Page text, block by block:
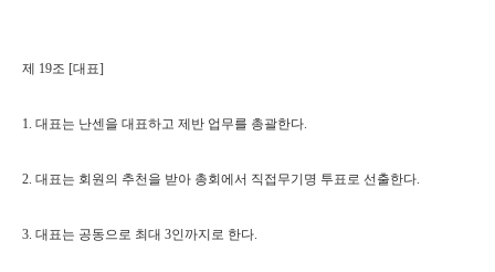
제 19조 [대표]
1. 대표는 난센을 대표하고 제반 업무를 총괄한다.
2. 대표는 회원의 추천을 받아 총회에서 직접무기명 투표로 선출한다.
3. 대표는 공동으로 최대 3인까지로 한다.